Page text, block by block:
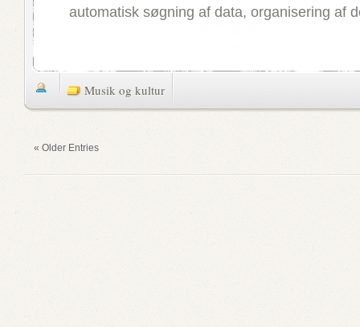
automatisk søgning af data, organisering af
Musik og kultur
« Older Entries